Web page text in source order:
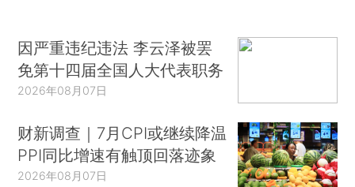
因严重违纪违法 李云泽被罢
免第十四届全国人大代表职务
2026年08月07日
财新调查｜7月CPI或继续降温
PPI同比增速有触顶回落迹象
2026年08月07日